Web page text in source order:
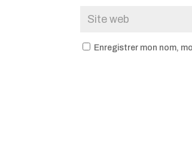
Enregistrer mon nom,